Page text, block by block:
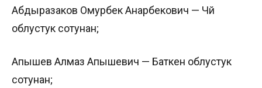
Абдыразаков Омурбек Анарбекович — Чүй
облустук сотунан;
Апышев Алмаз Апышевич — Баткен облустук
сотунан;